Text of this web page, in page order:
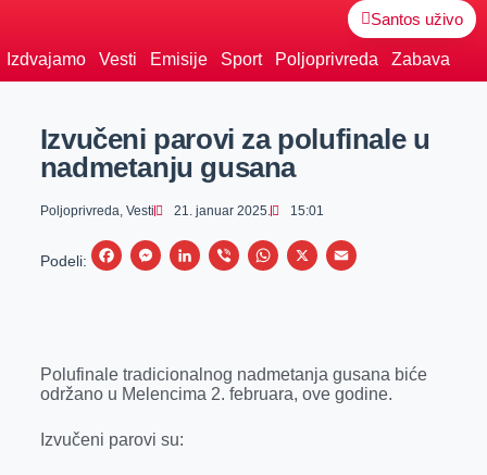
Santos uživo
Izdvajamo Vesti Emisije Sport Poljoprivreda Zabava
Izvučeni parovi za polufinale u
nadmetanju gusana
Poljoprivreda, Vesti 21. januar 2025. 15:01
Podeli:
F
b
o
M
e
g
L
e
V
r
W
s
X
E
l
Polufinale tradicionalnog nadmetanja gusana biće
održano u Melencima 2. februara, ove godine.
Izvučeni parovi su: